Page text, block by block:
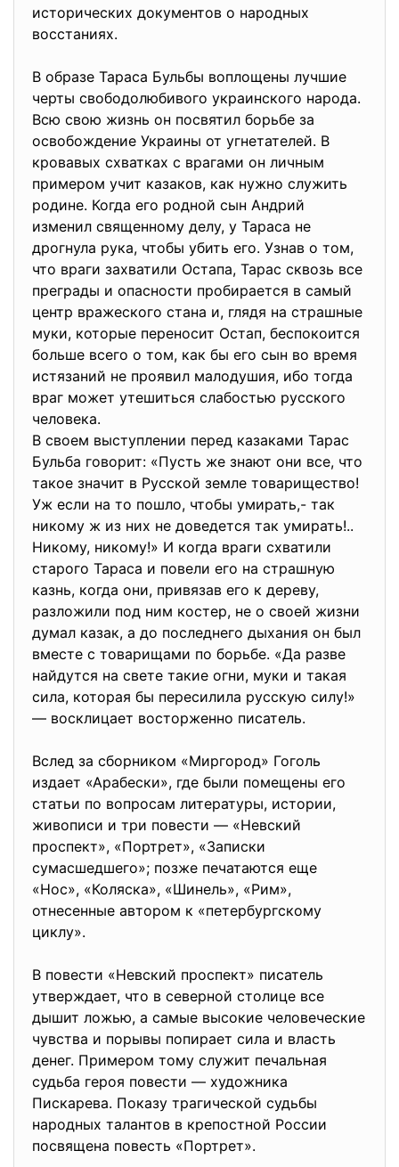
исторических документов о народных
восстаниях.
В образе Тараса Бульбы воплощены лучшие
черты свободолюбивого украинского народа.
Всю свою жизнь он посвятил борьбе за
освобождение Украины от угнетателей. В
кровавых схватках с врагами он личным
примером учит казаков, как нужно служить
родине. Когда его родной сын Андрий
изменил священному делу, у Тараса не
дрогнула рука, чтобы убить его. Узнав о том,
что враги захватили Остапа, Тарас сквозь все
преграды и опасности пробирается в самый
центр вражеского стана и, глядя на страшные
муки, которые переносит Остап, беспокоится
больше всего о том, как бы его сын во время
истязаний не проявил малодушия, ибо тогда
враг может утешиться слабостью русского
человека.
В своем выступлении перед казаками Тарас
Бульба говорит: «Пусть же знают они все, что
такое значит в Русской земле товарищество!
Уж если на то пошло, чтобы умирать,- так
никому ж из них не доведется так умирать!..
Никому, никому!» И когда враги схватили
старого Тараса и повели его на страшную
казнь, когда они, привязав его к дереву,
разложили под ним костер, не о своей жизни
думал казак, а до последнего дыхания он был
вместе с товарищами по борьбе. «Да разве
найдутся на свете такие огни, муки и такая
сила, которая бы пересилила русскую силу!»
— восклицает восторженно писатель.
Вслед за сборником «Миргород» Гоголь
издает «Арабески», где были помещены его
статьи по вопросам литературы, истории,
живописи и три повести — «Невский
проспект», «Портрет», «Записки
сумасшедшего»; позже печатаются еще
«Нос», «Коляска», «Шинель», «Рим»,
отнесенные автором к «петербургскому
циклу».
В повести «Невский проспект» писатель
утверждает, что в северной столице все
дышит ложью, а самые высокие человеческие
чувства и порывы попирает сила и власть
денег. Примером тому служит печальная
судьба героя повести — художника
Пискарева. Показу трагической судьбы
народных талантов в крепостной России
посвящена повесть «Портрет».